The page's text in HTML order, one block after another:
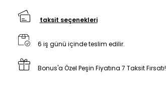
taksit seçenekleri
6 iş günü içinde teslim edilir.
Bonus'a Özel Peşin Fiyatına 7 Taksit Fırsatı!